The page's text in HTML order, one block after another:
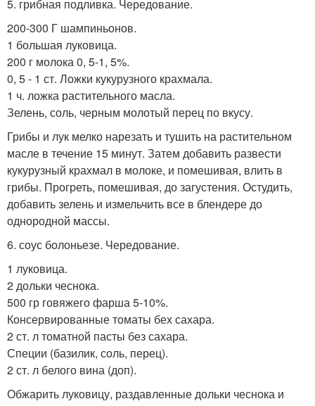
5. грибная подливка. Чередование.
200-300 Г шампиньонов.
1 большая луковица.
200 г молока 0, 5-1, 5%.
0, 5 - 1 ст. Ложки кукурузного крахмала.
1 ч. ложка растительного масла.
Зелень, соль, черным молотый перец по вкусу.
Грибы и лук мелко нарезать и тушить на растительном
масле в течение 15 минут. Затем добавить развести
кукурузный крахмал в молоке, и помешивая, влить в
грибы. Прогреть, помешивая, до загустения. Остудить,
добавить зелень и измельчить все в блендере до
однородной массы.
6. соус болоньезе. Чередование.
1 луковица.
2 дольки чеснока.
500 гр говяжего фарша 5-10%.
Консервированные томаты бех сахара.
2 ст. л томатной пасты без сахара.
Специи (базилик, соль, перец).
2 ст. л белого вина (доп).
Обжарить луковицу, раздавленные дольки чеснока и